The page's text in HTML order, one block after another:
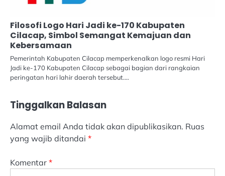
Filosofi Logo Hari Jadi ke-170 Kabupaten
Cilacap, Simbol Semangat Kemajuan dan
Kebersamaan
Pemerintah Kabupaten Cilacap memperkenalkan logo resmi Hari
Jadi ke-170 Kabupaten Cilacap sebagai bagian dari rangkaian
peringatan hari lahir daerah tersebut.…
Tinggalkan Balasan
Alamat email Anda tidak akan dipublikasikan. Ruas
yang wajib ditandai *
Komentar *